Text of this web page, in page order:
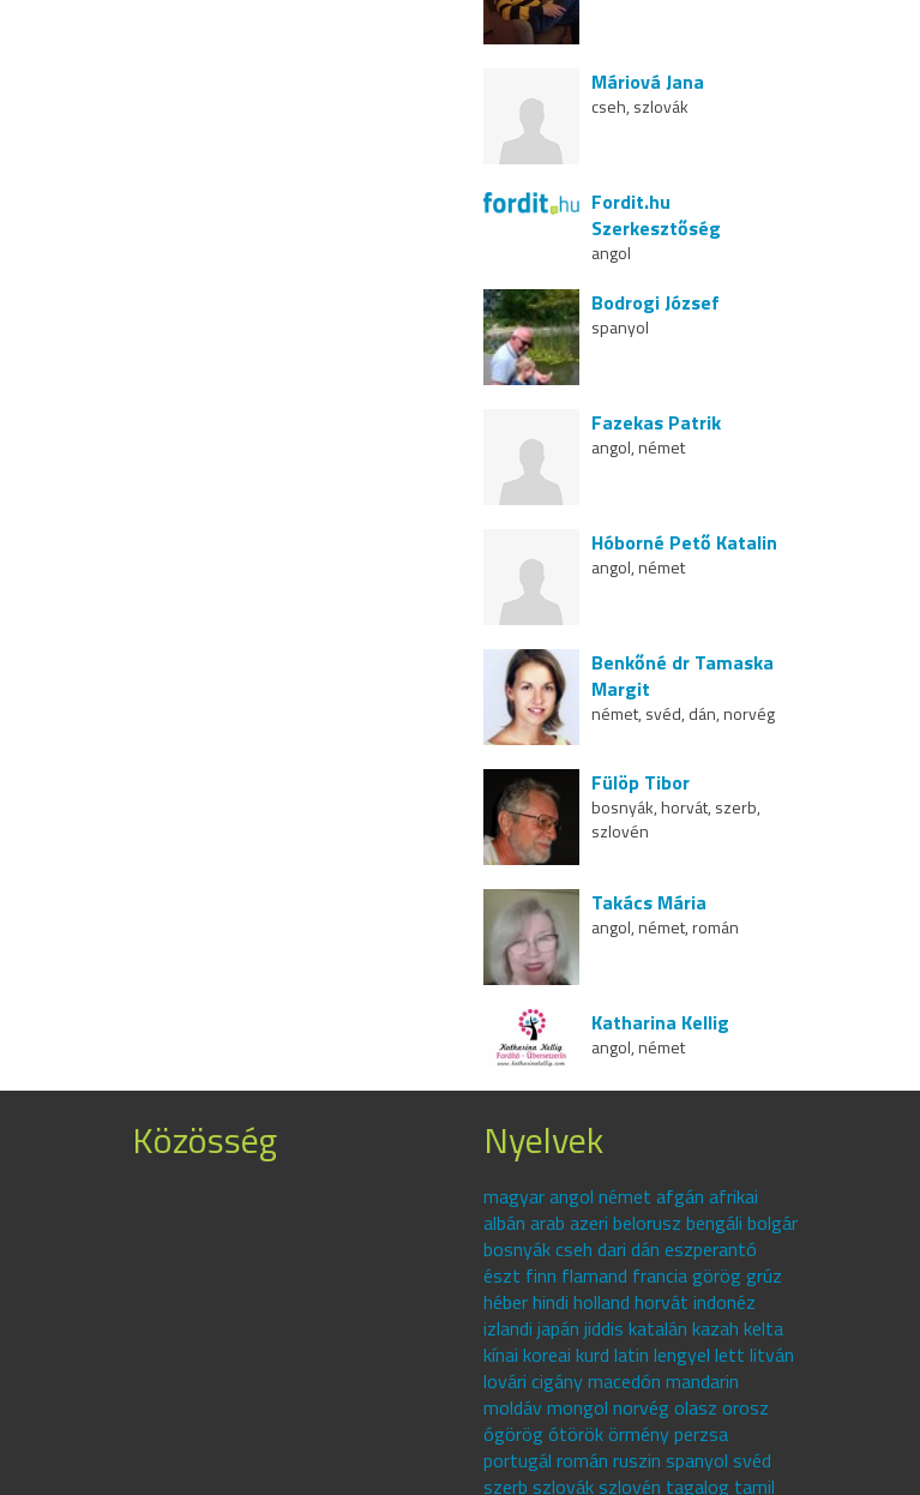
Máriová Jana
cseh, szlovák
Fordit.hu
Szerkesztőség
angol
Bodrogi József
spanyol
Fazekas Patrik
angol, német
Hóborné Pető Katalin
angol, német
Benkőné dr Tamaska
Margit
német, svéd, dán, norvég
Fülöp Tibor
bosnyák, horvát, szerb,
szlovén
Takács Mária
angol, német, román
Katharina Kellig
angol, német
Közösség Nyelvek
magyar angol német afgán afrikai
albán arab azeri belorusz bengáli bolgár
bosnyák cseh dari dán eszperantó
észt finn flamand francia görög grúz
héber hindi holland horvát indonéz
izlandi japán jiddis katalán kazah kelta
kínai koreai kurd latin lengyel lett litván
lovári cigány macedón mandarin
moldáv mongol norvég olasz orosz
ógörög ótörök örmény perzsa
portugál román ruszin spanyol svéd
szerb szlovák szlovén tagalog tamil